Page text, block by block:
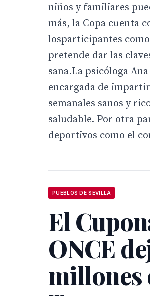
niños y familiares
más, la Copa cuenta
losparticipantes
pretende dar las
sana.La psicóloga
encargada de
semanales sanos y
saludable. Por otra
deportivos como el
PUEBLOS DE SEVILLA
El
ONCE
millones